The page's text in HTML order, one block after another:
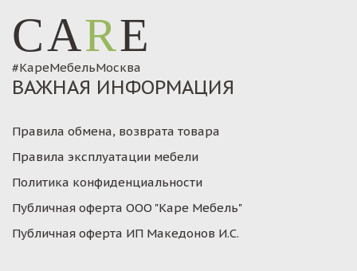
CARE
#КареМебельМосква
ВАЖНАЯ ИНФОРМАЦИЯ
Правила обмена, возврата товара
Правила эксплуатации мебели
Политика конфиденциальности
Публичная оферта ООО "Каре Мебель"
Публичная оферта ИП Македонов И.С.